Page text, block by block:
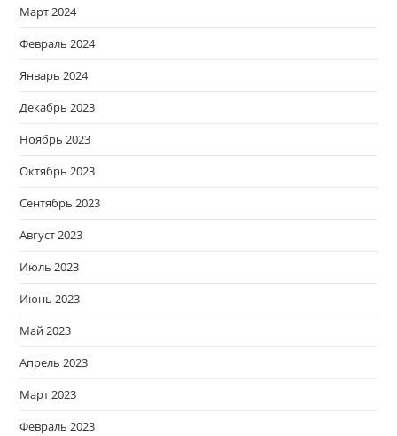
Март 2024
Февраль 2024
Январь 2024
Декабрь 2023
Ноябрь 2023
Октябрь 2023
Сентябрь 2023
Август 2023
Июль 2023
Июнь 2023
Май 2023
Апрель 2023
Март 2023
Февраль 2023